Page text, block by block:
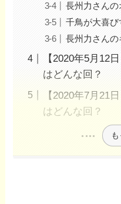
長州力さんの
千鳥が大喜び
長州力さんの
【2020年5月12
はどんな回？
【2020年7月21
はどんな回？